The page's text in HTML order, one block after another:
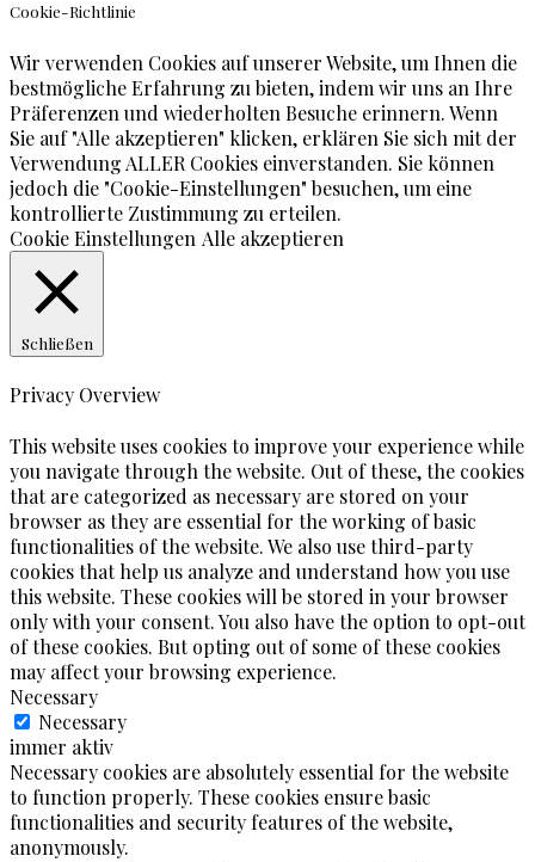
Cookie-Richtlinie
Wir verwenden Cookies auf unserer Website, um Ihnen die
bestmögliche Erfahrung zu bieten, indem wir uns an Ihre
Präferenzen und wiederholten Besuche erinnern. Wenn
Sie auf "Alle akzeptieren" klicken, erklären Sie sich mit der
Verwendung ALLER Cookies einverstanden. Sie können
jedoch die "Cookie-Einstellungen" besuchen, um eine
kontrollierte Zustimmung zu erteilen.
Cookie Einstellungen Alle akzeptieren
Schließen
Privacy Overview
This website uses cookies to improve your experience while
you navigate through the website. Out of these, the cookies
that are categorized as necessary are stored on your
browser as they are essential for the working of basic
functionalities of the website. We also use third-party
cookies that help us analyze and understand how you use
this website. These cookies will be stored in your browser
only with your consent. You also have the option to opt-out
of these cookies. But opting out of some of these cookies
may affect your browsing experience.
Necessary
Necessary
immer aktiv
Necessary cookies are absolutely essential for the website
to function properly. These cookies ensure basic
functionalities and security features of the website,
anonymously.